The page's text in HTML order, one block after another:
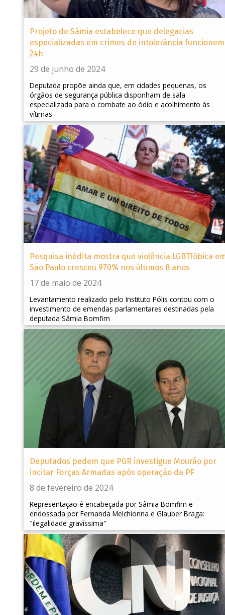
Projeto de Sâmia estabelece que delegacias
especializadas em crimes de intolerância funcionem
24h
29 de junho de 2024
Deputada propõe ainda que, em cidades pequenas, os
órgãos de segurança pública disponham de sala
especializada para o combate ao ódio e acolhimento às
vítimas
Pesquisa inédita mostra que violência LGBTfóbica
São Paulo cresceu 970% nos últimos 8 anos
17 de maio de 2024
Levantamento realizado pelo Instituto Pólis contou com o
investimento de emendas parlamentares destinadas pela
deputada Sâmia Bomfim
Deputados pedem que PGR investigue Mourão por
incitar Forças Armadas após operação da PF
8 de fevereiro de 2024
Representação é encabeçada por Sâmia Bomfim e
endossada por Fernanda Melchionna e Glauber Braga:
"ilegalidade gravíssima"